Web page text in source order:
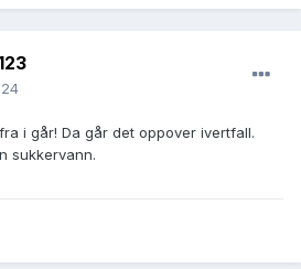
i går! Da går det oppover ivertfall.
sukkervann.